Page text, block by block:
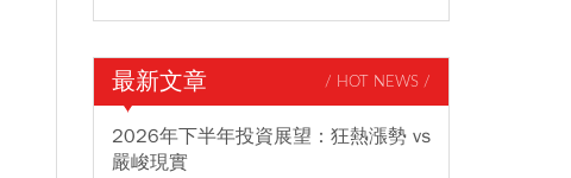
最新文章 / HOT NEWS /
2026年下半年投資展望：狂熱漲勢 vs
嚴峻現實